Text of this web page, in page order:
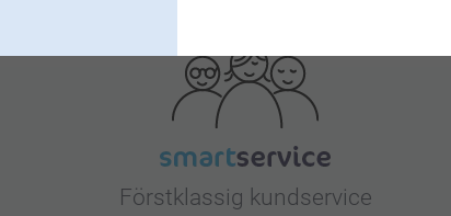
Förstklassig kundservice